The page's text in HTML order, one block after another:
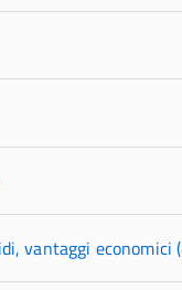
vantaggi economici